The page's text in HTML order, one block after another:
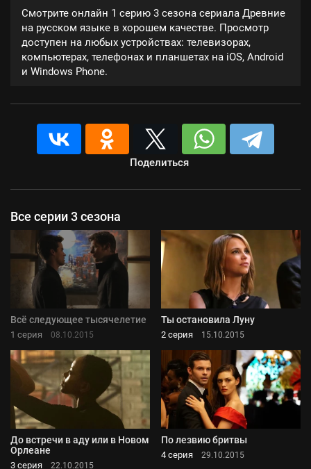
Смотрите онлайн 1 серию 3 сезона сериала Древние
на русском языке в хорошем качестве. Просмотр
доступен на любых устройствах: телевизорах,
компьютерах, телефонах и планшетах на iOS, Android
и Windows Phone.
Поделиться
Все серии 3 сезона
Всё следующее тысячелетие
1 серия 08.10.2015
Ты остановила Луну
2 серия 15.10.2015
До встречи в аду или в Новом
Орлеане
3 серия 22.10.2015
По лезвию бритвы
4 серия 29.10.2015